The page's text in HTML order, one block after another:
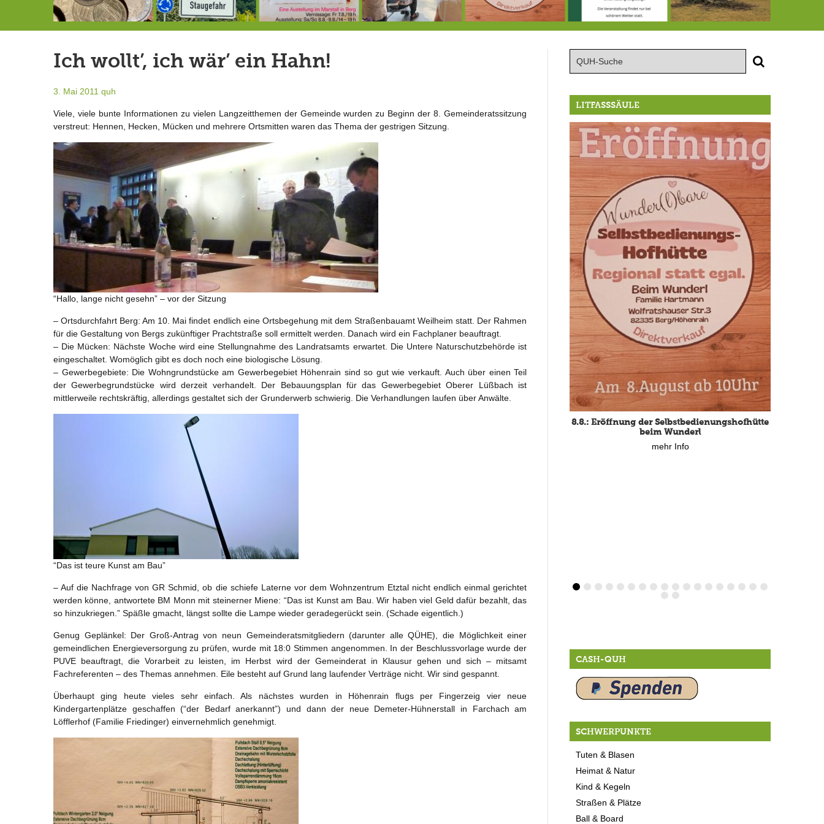
Ich wollt’, ich wär’ ein Hahn!
3. Mai 2011 quh
Viele, viele bunte Informationen zu vielen Langzeitthemen der Gemeinde wurden zu Beginn der 8. Gemeinderatssitzung
verstreut: Hennen, Hecken, Mücken und mehrere Ortsmitten waren das Thema der gestrigen Sitzung.
“Hallo, lange nicht gesehn” – vor der Sitzung
– Ortsdurchfahrt Berg: Am 10. Mai findet endlich eine Ortsbegehung mit dem Straßenbauamt Weilheim statt. Der Rahmen
für die Gestaltung von Bergs zukünftiger Prachtstraße soll ermittelt werden. Danach wird ein Fachplaner beauftragt.
– Die Mücken: Nächste Woche wird eine Stellungnahme des Landratsamts erwartet. Die Untere Naturschutzbehörde ist
eingeschaltet. Womöglich gibt es doch noch eine biologische Lösung.
– Gewerbegebiete: Die Wohngrundstücke am Gewerbegebiet Höhenrain sind so gut wie verkauft. Auch über einen Teil
der Gewerbegrundstücke wird derzeit verhandelt. Der Bebauungsplan für das Gewerbegebiet Oberer Lüßbach ist
mittlerweile rechtskräftig, allerdings gestaltet sich der Grunderwerb schwierig. Die Verhandlungen laufen über Anwälte.
“Das ist teure Kunst am Bau”
– Auf die Nachfrage von GR Schmid, ob die schiefe Laterne vor dem Wohnzentrum Etztal nicht endlich einmal gerichtet
werden könne, antwortete BM Monn mit steinerner Miene: “Das ist Kunst am Bau. Wir haben viel Geld dafür bezahlt, das
so hinzukriegen.” Späßle gmacht, längst sollte die Lampe wieder geradegerückt sein. (Schade eigentlich.)
Genug Geplänkel: Der Groß-Antrag von neun Gemeinderatsmitgliedern (darunter alle QÜHE), die Möglichkeit einer
gemeindlichen Energieversorgung zu prüfen, wurde mit 18:0 Stimmen angenommen. In der Beschlussvorlage wurde der
PUVE beauftragt, die Vorarbeit zu leisten, im Herbst wird der Gemeinderat in Klausur gehen und sich – mitsamt
Fachreferenten – des Themas annehmen. Eile besteht auf Grund lang laufender Verträge nicht. Wir sind gespannt.
Überhaupt ging heute vieles sehr einfach. Als nächstes wurden in Höhenrain flugs per Fingerzeig vier neue
Kindergartenplätze geschaffen (“der Bedarf anerkannt”) und dann der neue Demeter-Hühnerstall in Farchach am
Löfflerhof (Familie Friedinger) einvernehmlich genehmigt.
LITFASSSÄULE
8.8.: Eröffnung der Selbstbedienungshofhütte
beim Wunderl
mehr Info
CASH-QUH
SCHWERPUNKTE
Tuten & Blasen
Heimat & Natur
Kind & Kegeln
Straßen & Plätze
Ball & Board